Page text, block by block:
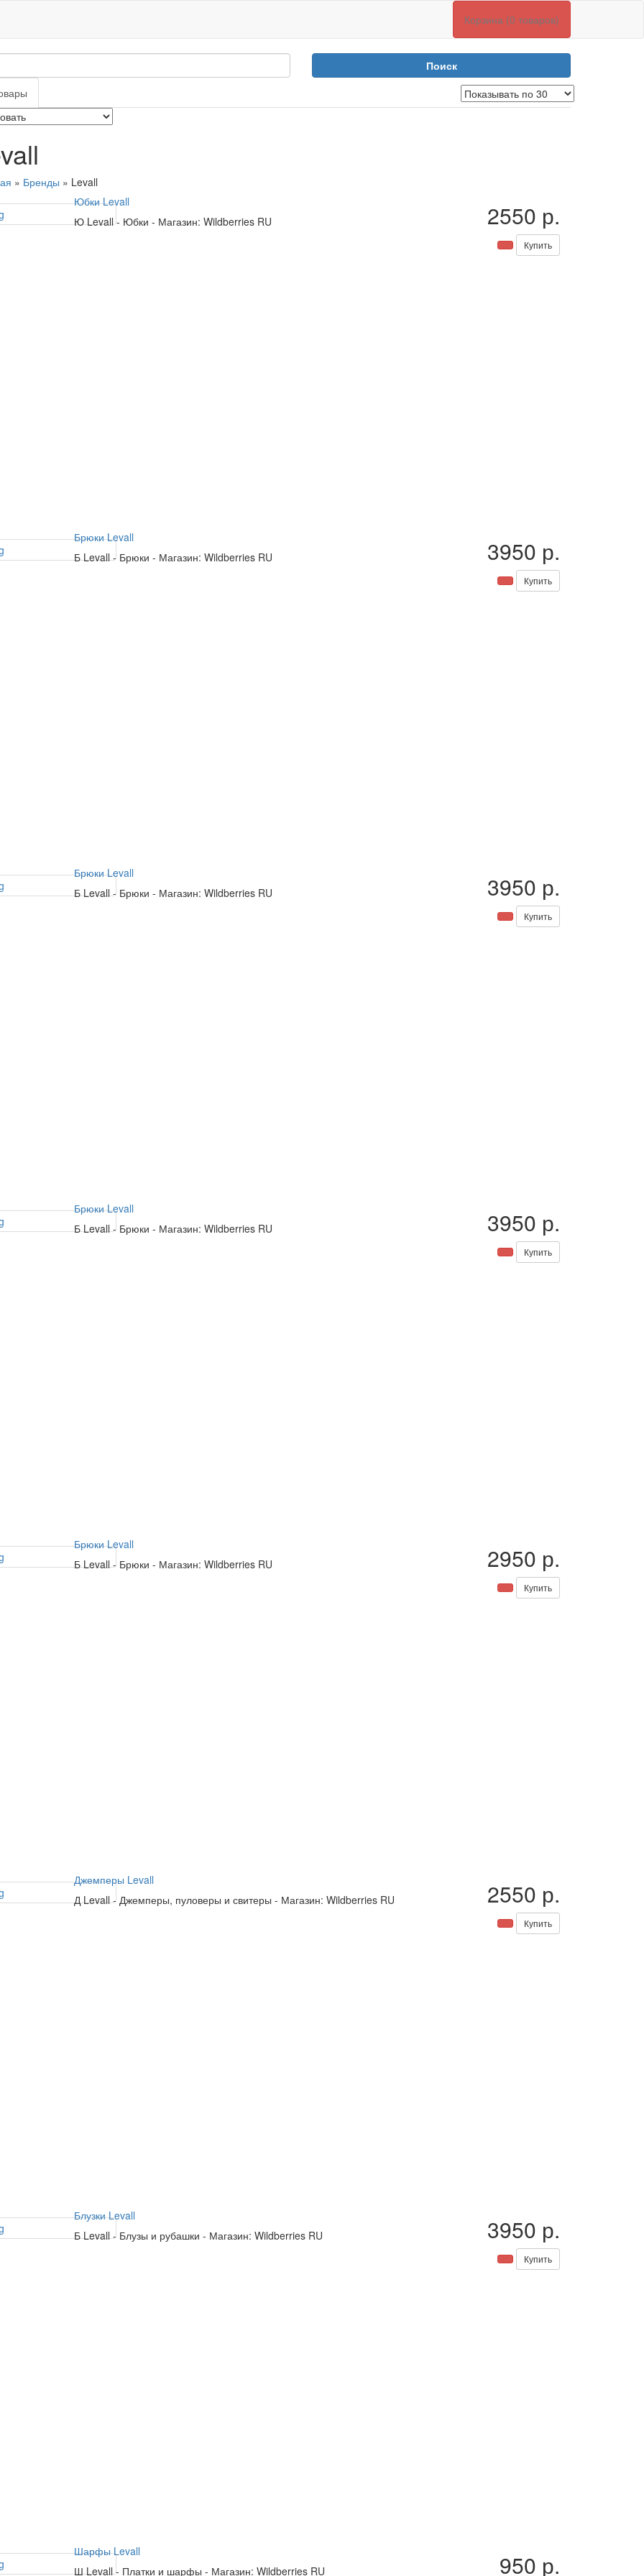
Корзина (0 товаров)
Поиск
» Бренды » Levall
Юбки Levall
ЮLevall- Юбки - Магазин: Wildberries RU 2550 р.
Купить
Брюки Levall
БLevall- Брюки - Магазин: Wildberries RU 3950 р.
Купить
Брюки Levall
БLevall- Брюки - Магазин: Wildberries RU 3950 р.
Купить
Брюки Levall
БLevall- Брюки - Магазин: Wildberries RU 3950 р.
Купить
Брюки Levall
БLevall- Брюки - Магазин: Wildberries RU 2950 р.
Купить
Джемперы Levall
ДLevall- Джемперы, пуловеры и свитеры - Магазин: Wildberries RU 2550 р.
Купить
Блузки Levall
БLevall- Блузы и рубашки - Магазин: Wildberries RU 3950 р.
Купить
Шарфы Levall
ШLevall- Платки и шарфы - Магазин: Wildberries RU 950 р.